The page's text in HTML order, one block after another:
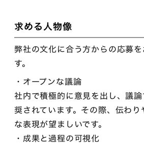
求める人物像
弊社の文化に合う方からの応募
す。
・オープンな議論
社内で積極的に意見を出し、議
奨されています。その際、伝わ
な表現が望ましいです。
・成果と過程の可視化